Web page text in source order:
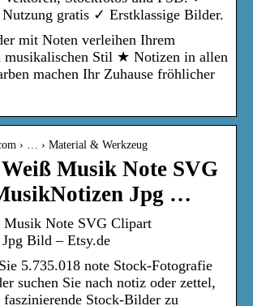
gratis ✓ Erstklassige Bilder.
mit Noten verleihen Ihrem
musikalischen Stil ★ Notizen in allen
machen Ihr Zuhause fröhlicher
› … › Material & Werkzeug
Musik Note SVG
Jpg …
Musik Note SVG Clipart
Bild – Etsy.de
5.735.018 note Stock-Fotografie
suchen Sie nach notiz oder zettel,
Stock-Bilder zu